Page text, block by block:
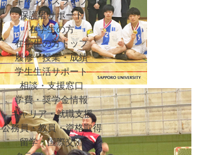
保護者サポート
在学生の方
在学生の方トップ
履修・授業・成績
学生生活サポート
相談・支援窓口
学費・奨学金情報
キャリア・就職支援
公務員・教員・資格取得
留学・国際交流